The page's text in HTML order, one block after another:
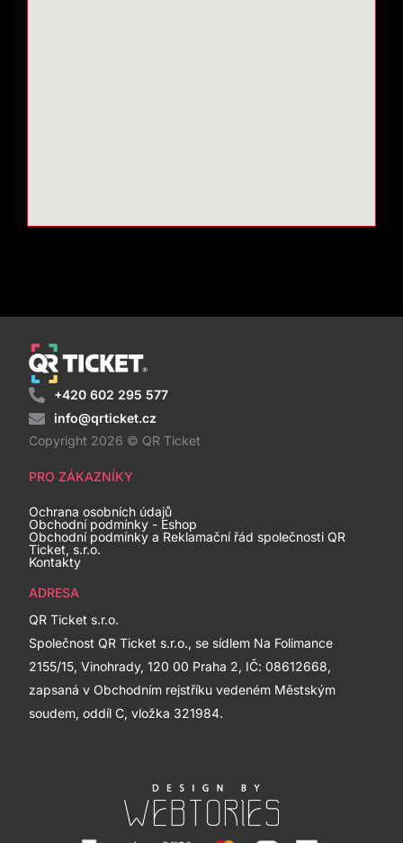
+420 602 295 577
info@qrticket.cz
Copyright 2026 © QR Ticket
PRO ZÁKAZNÍKY
Ochrana osobních údajů
Obchodní podmínky - Eshop
Obchodní podmínky a Reklamační řád společnosti QR
Ticket, s.r.o.
Kontakty
ADRESA
QR Ticket s.r.o.
Společnost QR Ticket s.r.o., se sídlem Na Folimance
2155/15, Vinohrady, 120 00 Praha 2, IČ: 08612668,
zapsaná v Obchodním rejstříku vedeném Městským
soudem, oddíl C, vložka 321984.